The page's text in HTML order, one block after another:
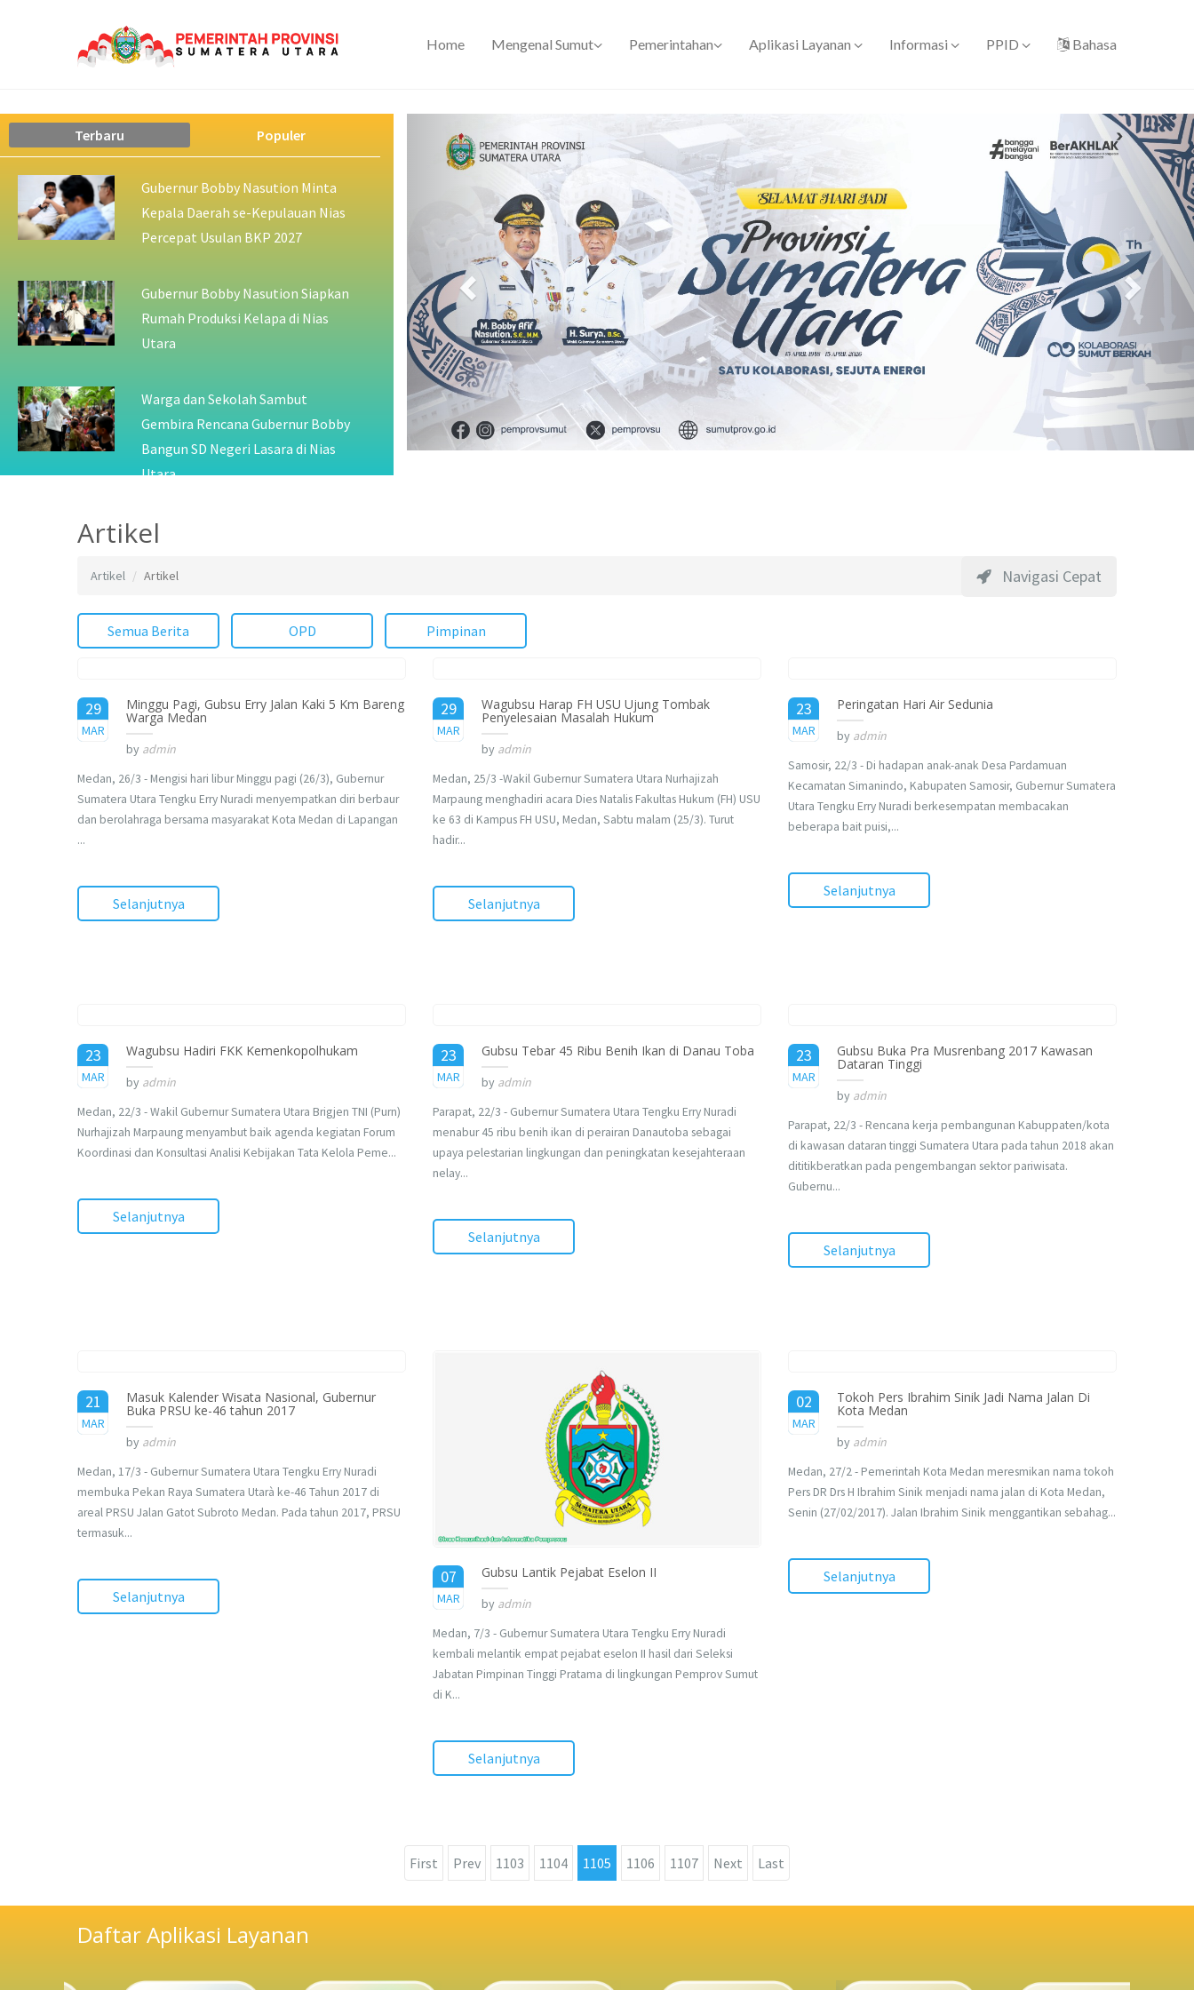
Home Mengenal Sumut Pemerintahan Aplikasi Layanan Informasi PPID Bahasa
Terbaru Populer
Gubernur Bobby Nasution Minta
Kepala Daerah se-Kepulauan Nias
Percepat Usulan BKP 2027
Gubernur Bobby Nasution Siapkan
Rumah Produksi Kelapa di Nias
Utara
Warga dan Sekolah Sambut
Gembira Rencana Gubernur Bobby
Bangun SD Negeri Lasara di Nias
Utara
Next
Artikel
Navigasi Cepat
Artikel Artikel
Semua Berita OPD Pimpinan
29
MAR
2017
Minggu Pagi, Gubsu Erry Jalan Kaki 5 Km Bareng
Warga Medan
by admin
Medan, 26/3 - Mengisi hari libur Minggu pagi (26/3), Gubernur
Sumatera Utara Tengku Erry Nuradi menyempatkan diri berbaur
dan berolahraga bersama masyarakat Kota Medan di Lapangan
...
Selanjutnya
29
MAR
2017
Wagubsu Harap FH USU Ujung Tombak
Penyelesaian Masalah Hukum
by admin
Medan, 25/3 -Wakil Gubernur Sumatera Utara Nurhajizah
Marpaung menghadiri acara Dies Natalis Fakultas Hukum (FH) USU
ke 63 di Kampus FH USU, Medan, Sabtu malam (25/3). Turut
hadir...
Selanjutnya
23
MAR
2017
Peringatan Hari Air Sedunia
by admin
Samosir, 22/3 - Di hadapan anak-anak Desa Pardamuan
Kecamatan Simanindo, Kabupaten Samosir, Gubernur Sumatera
Utara Tengku Erry Nuradi berkesempatan membacakan
beberapa bait puisi,...
Selanjutnya
23
MAR
2017
Wagubsu Hadiri FKK Kemenkopolhukam
by admin
Medan, 22/3 - Wakil Gubernur Sumatera Utara Brigjen TNI (Purn)
Nurhajizah Marpaung menyambut baik agenda kegiatan Forum
Koordinasi dan Konsultasi Analisi Kebijakan Tata Kelola Peme...
Selanjutnya
23
MAR
2017
Gubsu Tebar 45 Ribu Benih Ikan di Danau Toba
by admin
Parapat, 22/3 - Gubernur Sumatera Utara Tengku Erry Nuradi
menabur 45 ribu benih ikan di perairan Danautoba sebagai
upaya pelestarian lingkungan dan peningkatan kesejahteraan
nelay...
Selanjutnya
23
MAR
2017
Gubsu Buka Pra Musrenbang 2017 Kawasan
Dataran Tinggi
by admin
Parapat, 22/3 - Rencana kerja pembangunan Kabuppaten/kota
di kawasan dataran tinggi Sumatera Utara pada tahun 2018 akan
dititikberatkan pada pengembangan sektor pariwisata.
Gubernu...
Selanjutnya
21
MAR
2017
Masuk Kalender Wisata Nasional, Gubernur
Buka PRSU ke-46 tahun 2017
by admin
Medan, 17/3 - Gubernur Sumatera Utara Tengku Erry Nuradi
membuka Pekan Raya Sumatera Utarà ke-46 Tahun 2017 di
areal PRSU Jalan Gatot Subroto Medan. Pada tahun 2017, PRSU
termasuk...
Selanjutnya
07
MAR
2017
Gubsu Lantik Pejabat Eselon II
by admin
Medan, 7/3 - Gubernur Sumatera Utara Tengku Erry Nuradi
kembali melantik empat pejabat eselon II hasil dari Seleksi
Jabatan Pimpinan Tinggi Pratama di lingkungan Pemprov Sumut
di K...
Selanjutnya
02
MAR
2017
Tokoh Pers Ibrahim Sinik Jadi Nama Jalan Di
Kota Medan
by admin
Medan, 27/2 - Pemerintah Kota Medan meresmikan nama tokoh
Pers DR Drs H Ibrahim Sinik menjadi nama jalan di Kota Medan,
Senin (27/02/2017). Jalan Ibrahim Sinik menggantikan sebahag...
Selanjutnya
First Prev 1103 1104 1105 1106 1107 Next Last
Daftar Aplikasi Layanan